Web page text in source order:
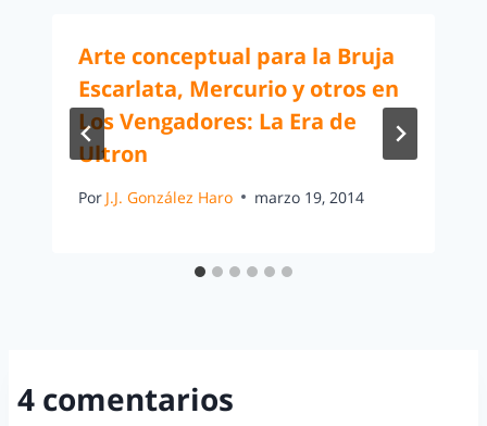
Arte conceptual para la Bruja
Escarlata, Mercurio y otros en
Los Vengadores: La Era de
Ultron
Por J.J. González Haro marzo 19, 2014
4 comentarios